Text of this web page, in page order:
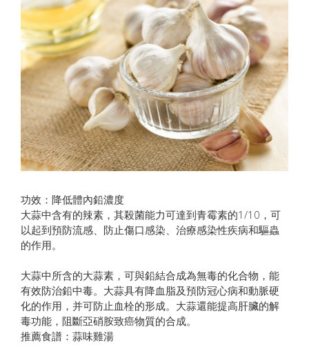
功效：降低體內鉛濃度
大蒜中含有的辣素，其殺菌能力可達到青霉素的1/10，可
以起到預防流感、防止傷口感染、治療感染性疾病和驅蟲
的作用。
大蒜中所含的大蒜素，可與鉛結合成為無毒的化合物，能
有效防治鉛中毒。大蒜具有降血脂及預防冠心病和動脈硬
化的作用，并可防止血栓的形成。大蒜還能提高肝臟的解
毒功能，阻斷亞硝胺致癌物質的合成。
推薦食譜：蒜味雞湯